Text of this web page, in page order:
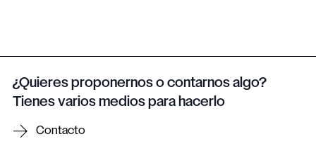
¿Quieres proponernos o contarnos algo?
Tienes varios medios para hacerlo
Contacto